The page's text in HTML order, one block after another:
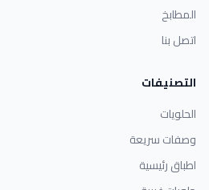
المطابخ
اتصل بنا
التصنيفات
الحلويات
وصفات سريعة
اطباق رئيسية